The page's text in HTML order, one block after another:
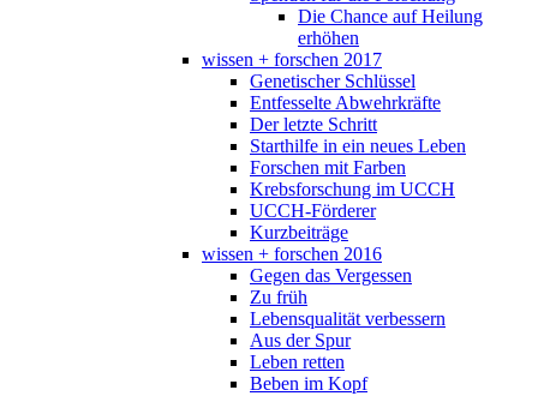
Die Chance auf Heilung
erhöhen
wissen + forschen 2017
Genetischer Schlüssel
Entfesselte Abwehrkräfte
Der letzte Schritt
Starthilfe in ein neues Leben
Forschen mit Farben
Krebsforschung im UCCH
UCCH-Förderer
Kurzbeiträge
wissen + forschen 2016
Gegen das Vergessen
Zu früh
Lebensqualität verbessern
Aus der Spur
Leben retten
Beben im Kopf